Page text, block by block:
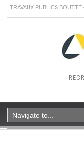
TRAVAUX PUBLICS